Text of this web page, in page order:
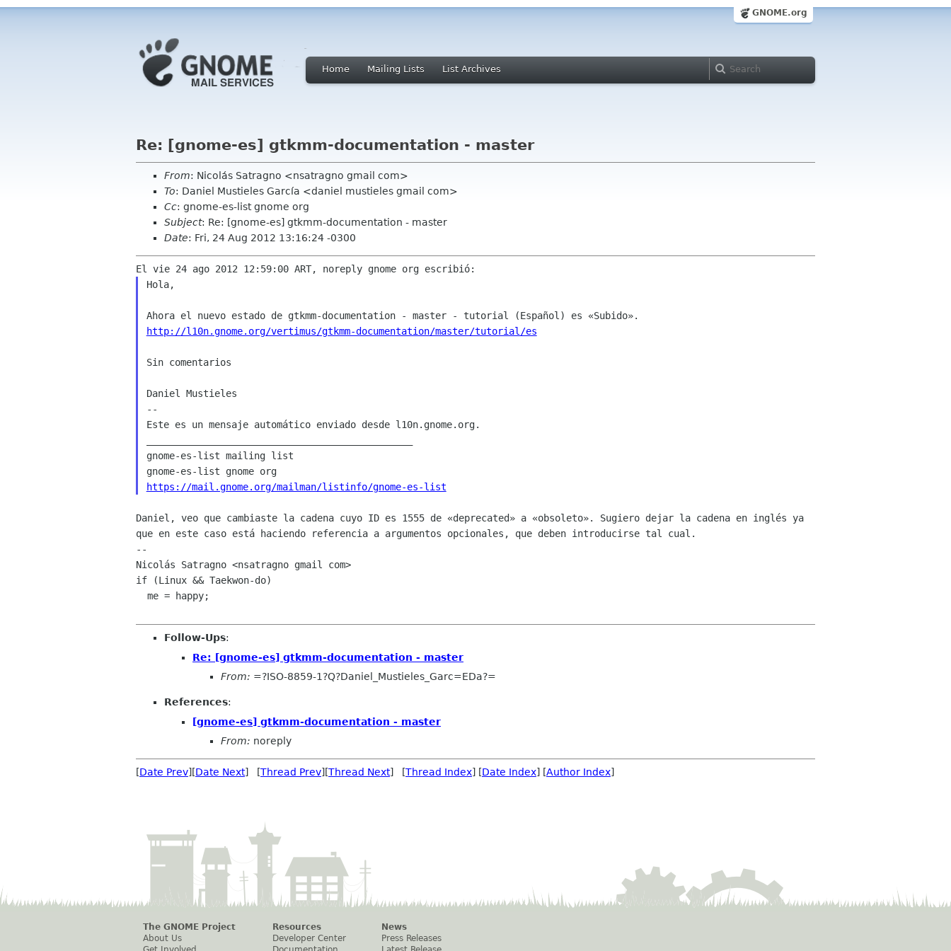
GNOME.org
Home Mailing Lists List Archives
Re: [gnome-es] gtkmm-documentation - master
From: Nicolás Satragno <nsatragno gmail com>
To: Daniel Mustieles García <daniel mustieles gmail com>
Cc: gnome-es-list gnome org
Subject: Re: [gnome-es] gtkmm-documentation - master
Date: Fri, 24 Aug 2012 13:16:24 -0300
Hola,
http://l10n.gnome.org/vertimus/gtkmm-documentation/master/tutorial/es
Sin comentarios
Daniel Mustieles
--
Este es un mensaje automático enviado desde l10n.gnome.org.
gnome-es-list mailing list
gnome-es-list gnome org
https://mail.gnome.org/mailman/listinfo/gnome-es-list
Daniel, veo que cambiaste la cadena cuyo ID es 1555 de «deprecated» a «obsoleto». Sugiero dejar la cadena en inglés ya
que en este caso está
haciendo referencia a argumentos opcionales, que deben introducirse tal cual.
--
Nicolás Satragno <nsatragno gmail com>
if (Linux && Taekwon-do)
Follow-Ups:
Re: [gnome-es] gtkmm-documentation - master
From: =?ISO-8859-1?Q?Daniel_Mustieles_Garc=EDa?=
References:
[gnome-es] gtkmm-documentation - master
From: noreply
[Date Prev][Date Next] [Thread Prev][Thread Next] [Thread Index] [Date Index] [Author Index]
The GNOME Project
About Us
Resources
Developer Center
News
Press Releases